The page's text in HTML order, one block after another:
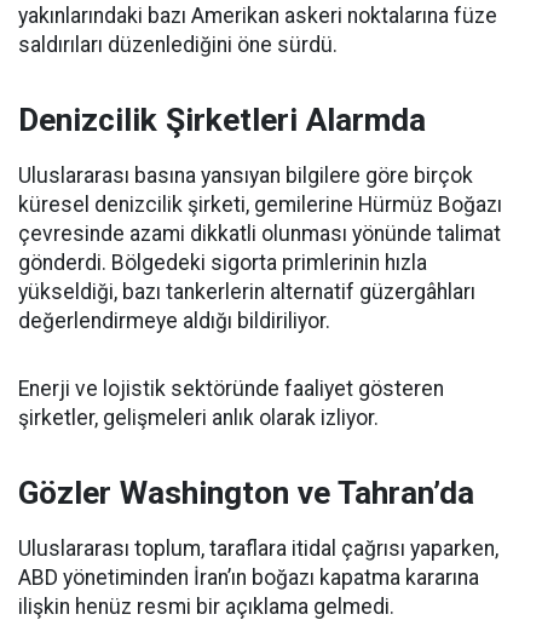
yakınlarındaki bazı Amerikan askeri noktalarına füze
saldırıları düzenlediğini öne sürdü.
Denizcilik Şirketleri Alarmda
Uluslararası basına yansıyan bilgilere göre birçok
küresel denizcilik şirketi, gemilerine Hürmüz Boğazı
çevresinde azami dikkatli olunması yönünde talimat
gönderdi. Bölgedeki sigorta primlerinin hızla
yükseldiği, bazı tankerlerin alternatif güzergâhları
değerlendirmeye aldığı bildiriliyor.
Enerji ve lojistik sektöründe faaliyet gösteren
şirketler, gelişmeleri anlık olarak izliyor.
Gözler Washington ve Tahran’da
Uluslararası toplum, taraflara itidal çağrısı yaparken,
ABD yönetiminden İran’ın boğazı kapatma kararına
ilişkin henüz resmi bir açıklama gelmedi.